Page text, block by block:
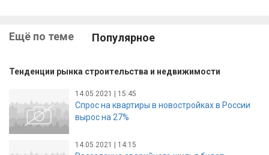
Ещё по теме Популярное
Тенденции рынка строительства и недвижимости
14.05.2021 | 15:45
Спрос на квартиры в новостройках в России
вырос на 27%
14.05.2021 | 14:15